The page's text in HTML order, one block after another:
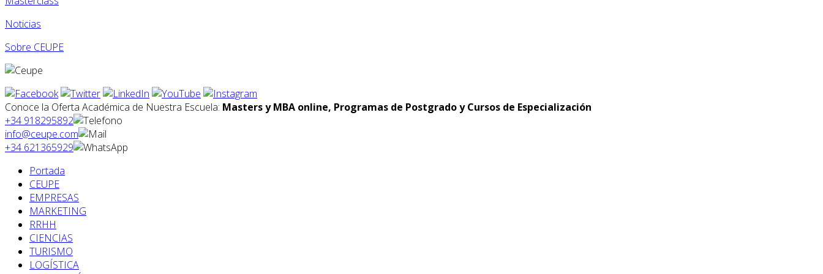
Noticias
Sobre CEUPE
Conoce la Oferta Académica de Nuestra Escuela: Masters y MBA online, Programas de Postgrado y Cursos de Especialización
+34 918295892
info@ceupe.com
+34 621365929
Portada
CEUPE
EMPRESAS
MARKETING
RRHH
CIENCIAS
TURISMO
LOGÍSTICA